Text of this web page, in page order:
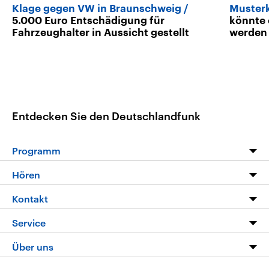
Klage gegen VW in Braunschweig
5.000 Euro Entschädigung für
Fahrzeughalter in Aussicht gestellt
könnte
werden
Entdecken Sie den Deutschlandfunk
Programm
Programm
Die Nachrichten
Nachrichtenleicht
Neue Beiträge auf dlf.de
Hören
Livestream
Podcasts
Deutschlandfunk App
Kontakt
Hörerservice
Service
FAQ
Über uns